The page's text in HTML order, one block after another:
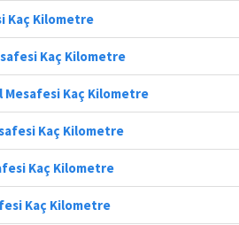
Kaç Kilometre
Kaç Kilometre
Mesafesi Kaç Kilometre
Kaç Kilometre
Kaç Kilometre
Kaç Kilometre